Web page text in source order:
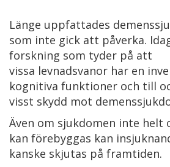
Länge uppfattades
som inte gick att påverka.
forskning som tyder på att
vissa levnadsvanor har en
kognitiva funktioner och till
visst skydd mot
Även om sjukdomen inte helt
kan förebyggas kan
kanske skjutas på framtiden.